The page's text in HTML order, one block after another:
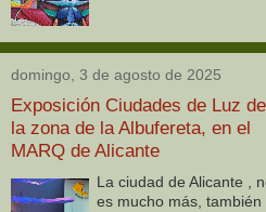
domingo, 3 de agosto de 2025
Exposición Ciudades de Luz de
la zona de la Albufereta, en el
MARQ de Alicante
La ciudad de Alicante ,
es mucho más,